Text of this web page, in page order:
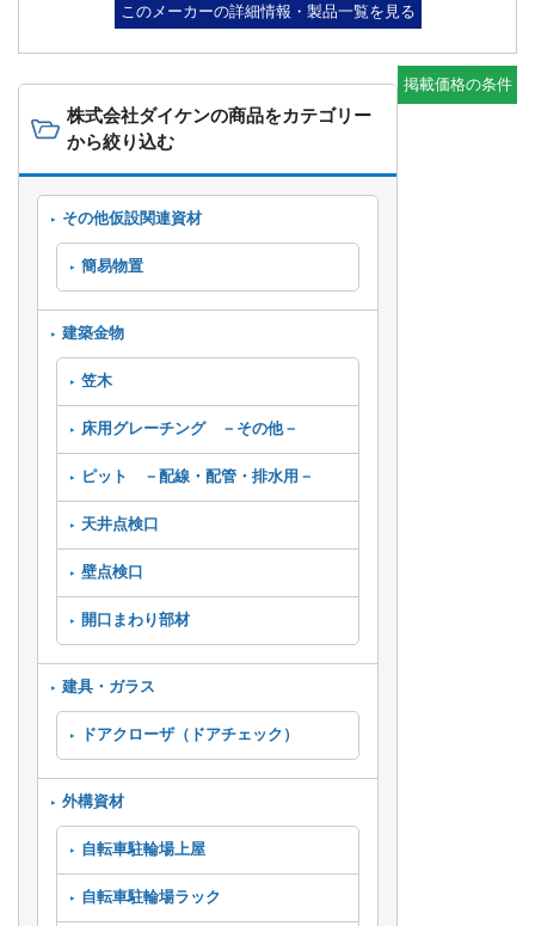
このメーカーの詳細情報・製品一覧を見る
掲載価格の条件
株式会社ダイケンの商品をカテゴリー
から絞り込む
その他仮設関連資材
簡易物置
建築金物
笠木
床用グレーチング －その他－
ピット －配線・配管・排水用－
天井点検口
壁点検口
開口まわり部材
建具・ガラス
ドアクローザ（ドアチェック）
外構資材
自転車駐輪場上屋
自転車駐輪場ラック